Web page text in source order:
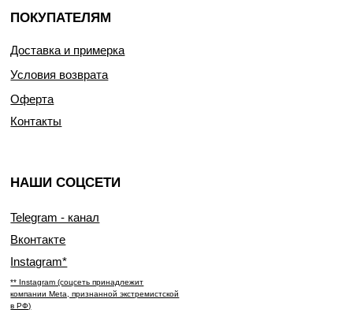
ПОКУПАТЕЛЯМ
НАШИ СОЦСЕТИ
Telegram - канал
Вконтакте
Instagram*
** Instagram (соцсеть принадлежит
компании Meta, признанной экстремистской
в РФ)
Доставка и примерка
Условия возврата
Оферта
Контакты